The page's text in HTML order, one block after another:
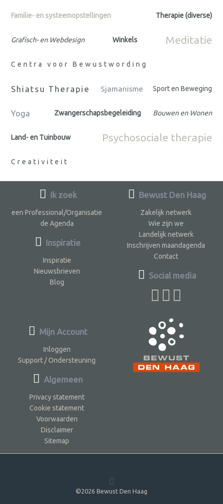
Familie- en systeemopstellingen Therapie (diverse)
Grafisch- en Webdesign Winkels Meditatie
Centra voor Bewustwording
Shiatsu Therapie Sjamanisme Sport en Beweging
Yoga Zwangerschapsbegeleiding Bouwen en Wonen
Land- en Tuinbouw Psychosociale therapie
Creativiteit
Ik zoek
een Professional/Organisatie
de Agenda
Inspiratie
Inspiratie
Nieuwsbrieven
Blog
Bewust Den Haag
Zakelijk netwerk
Wie zijn we
Landelijk netwerk
Inschrijven maandagenda
Contact
Social media
Mijn Account
Inloggen
Support / Ondersteuning
Algemeen
Privacy statement
Cookie statement
Voorwaarden
Disclaimer
Sitemap
©2026 Bewust Den Haag